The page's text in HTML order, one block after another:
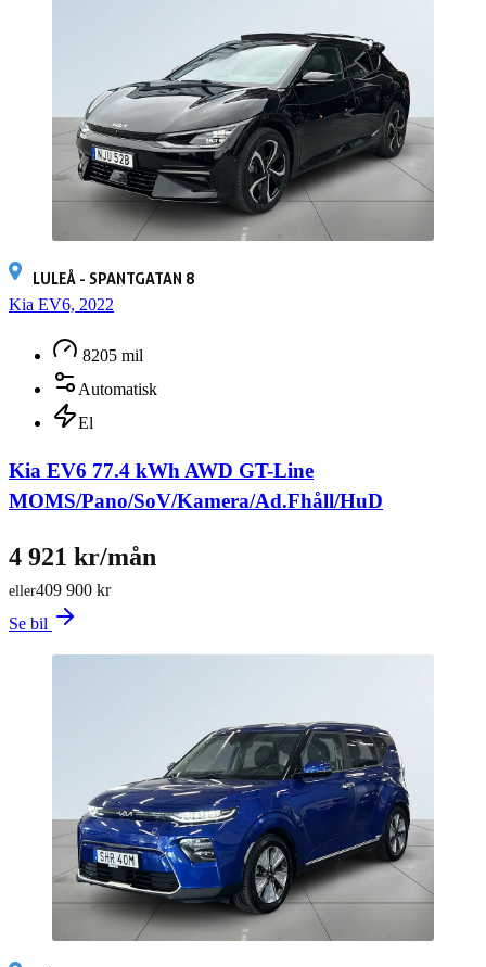
LULEÅ - SPANTGATAN 8
Kia EV6, 2022
8205 mil
Automatisk
El
Kia EV6 77.4 kWh AWD GT-Line
MOMS/Pano/SoV/Kamera/Ad.Fhåll/HuD
409 900 kr
eller
4 921 kr/mån
Se bil